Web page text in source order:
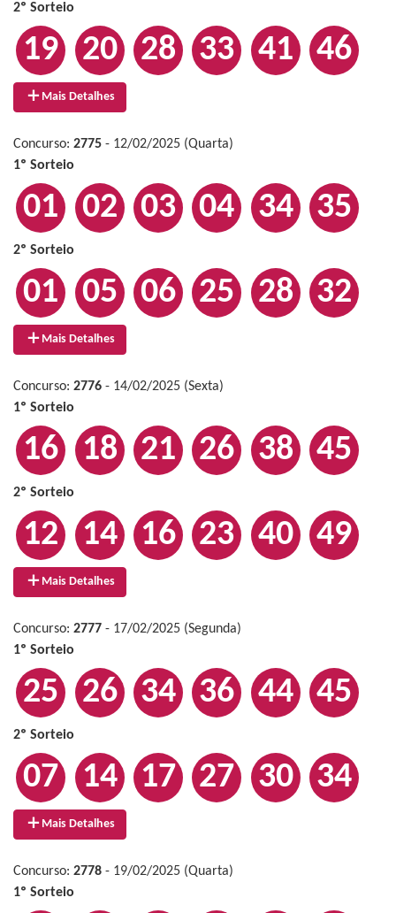
2º Sorteio
19 20 28 33 41 46
Mais Detalhes
Concurso: 2775 - 12/02/2025 (Quarta)
1º Sorteio
01 02 03 04 34 35
2º Sorteio
01 05 06 25 28 32
Mais Detalhes
Concurso: 2776 - 14/02/2025 (Sexta)
1º Sorteio
16 18 21 26 38 45
2º Sorteio
12 14 16 23 40 49
Mais Detalhes
Concurso: 2777 - 17/02/2025 (Segunda)
1º Sorteio
25 26 34 36 44 45
2º Sorteio
07 14 17 27 30 34
Mais Detalhes
Concurso: 2778 - 19/02/2025 (Quarta)
1º Sorteio